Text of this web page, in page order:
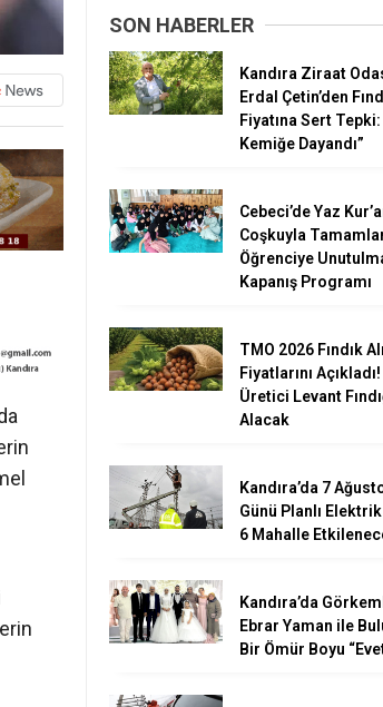
SON HABERLER
Kandıra Ziraat
Erdal Çetin’den
Fiyatına Sert Tepki:
Kemiğe Dayandı”
Cebeci’de Yaz
Coşkuyla
Öğrenciye
Kapanış Programı
TMO 2026 Fındık
Fiyatlarını
Üretici Levant
Alacak
Kandıra’da 7
Günü Planlı
6 Mahalle
Kandıra’da
Ebrar Yaman ile
Bir Ömür Boyu